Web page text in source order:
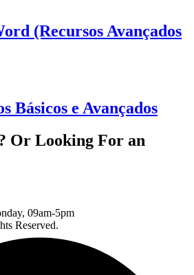
(Recursos Avançados
Básicos e Avançados
Or Looking For an
09am-5pm
Reserved.